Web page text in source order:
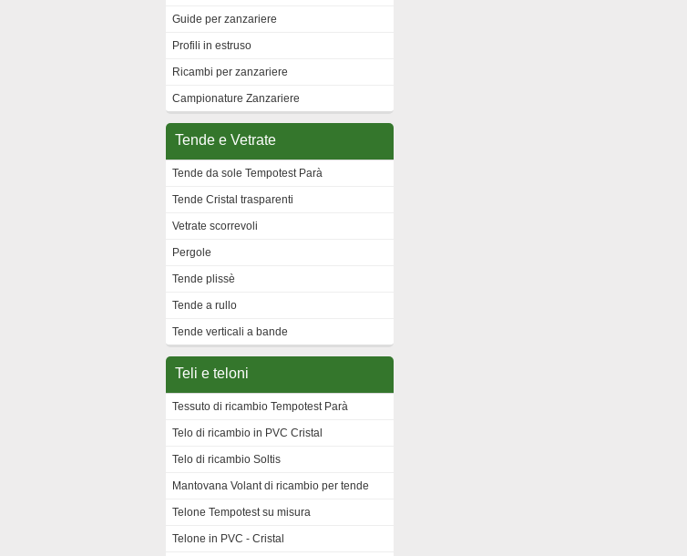
Guide per zanzariere
Profili in estruso
Ricambi per zanzariere
Campionature Zanzariere
Tende e Vetrate
Tende da sole Tempotest Parà
Tende Cristal trasparenti
Vetrate scorrevoli
Pergole
Tende plissè
Tende a rullo
Tende verticali a bande
Teli e teloni
Tessuto di ricambio Tempotest Parà
Telo di ricambio in PVC Cristal
Telo di ricambio Soltis
Mantovana Volant di ricambio per tende
Telone Tempotest su misura
Telone in PVC - Cristal